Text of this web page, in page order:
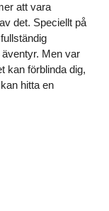
att vara
det. Speciellt på
Men var
kan förblinda dig,
hitta en